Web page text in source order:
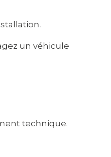
un véhicule
technique.